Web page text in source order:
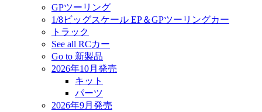
GPツーリング
1/8ビッグスケール EP＆GPツーリングカー
トラック
See all RCカー
Go to 新製品
2026年10月発売
キット
パーツ
2026年9月発売